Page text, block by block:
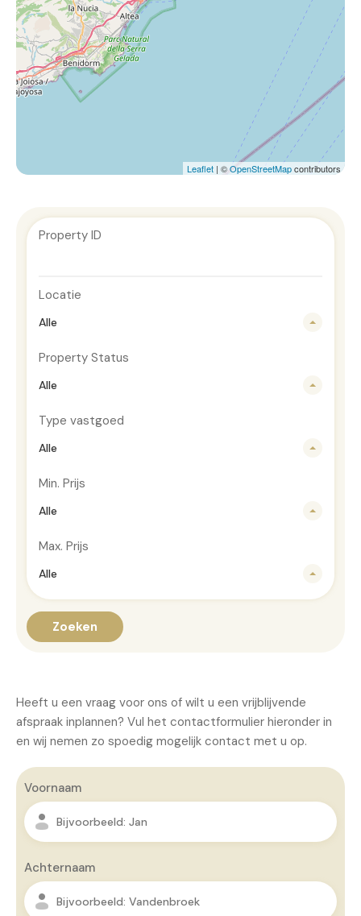
Leaflet | ©OpenStreetMapcontributors
Property ID
Locatie
Alle
Property Status
Alle
Type vastgoed
Alle
Min. Prijs
Alle
Max. Prijs
Alle
Zoeken
Heeft u een vraag voor ons of wilt u een vrijblijvende
afspraak inplannen? Vul het contactformulier hieronder in
en wij nemen zo spoedig mogelijk contact met u op.
Voornaam
Achternaam